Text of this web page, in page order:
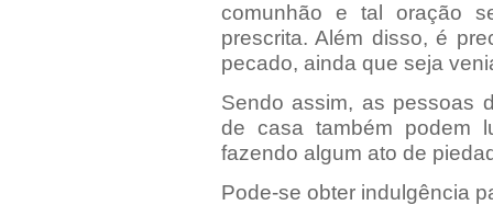
comunhão e tal oração
prescrita. Além disso, é
pecado, ainda que seja
Sendo assim, as pessoas
de casa também podem
fazendo algum ato de
Pode-se obter indulgência